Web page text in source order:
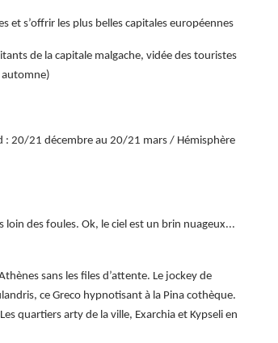
et s’offrir les plus belles capitales européennes
de la capitale malgache, vidée des touristes
automne)
: 20/21 décembre au 20/21 mars / Hémisphère
loin des foules. Ok, le ciel est un brin nuageux...
sans les files d’attente. Le jockey de
ce Greco hypnotisant à la Pina cothèque.
quartiers arty de la ville, Exarchia et Kypseli en